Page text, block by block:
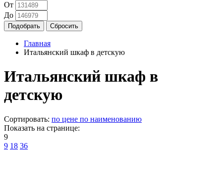
От
До
Главная
Итальянский шкаф в детскую
Итальянский шкаф в
детскую
Сортировать: по цене по наименованию
Показать на странице:
9
9 18 36